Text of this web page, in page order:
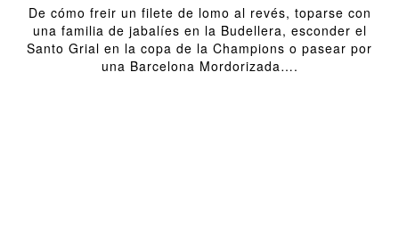
De cómo freir un filete de lomo al revés, toparse con
una familia de jabalíes en la Budellera, esconder el
Santo Grial en la copa de la Champions o pasear por
una Barcelona Mordorizada….